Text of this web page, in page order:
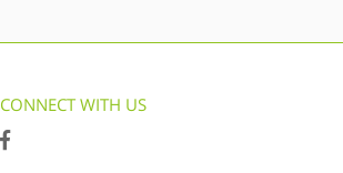
CONNECT WITH US